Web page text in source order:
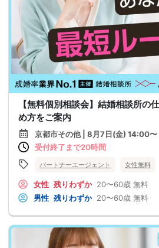
【無料個別相談会】結婚相談所の
め方をご案内
京都市その他 | 8月7日(金) 14:00〜
受付終了まで20時間
パートナーエージェント 女性無料
女性 残りわずか 20〜60歳 無料
男性 残りわずか 20〜60歳 無料